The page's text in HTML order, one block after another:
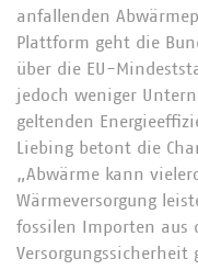
anfallenden
Plattform geht die
über die EU-
jedoch weniger
geltenden
Liebing betont die
„Abwärme kann
Wärmeversorgung
fossilen Importen aus
Versorgungssicherheit